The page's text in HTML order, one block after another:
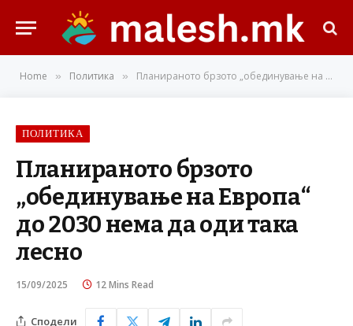
Home » Политика » Планираното брзото „обединување на Европа“ до 2030 нема да оди така лесно
ПОЛИТИКА
Планираното брзото
„обединување на Европа“
до 2030 нема да оди така
лесно
15/09/2025 12 Mins Read
Сподели